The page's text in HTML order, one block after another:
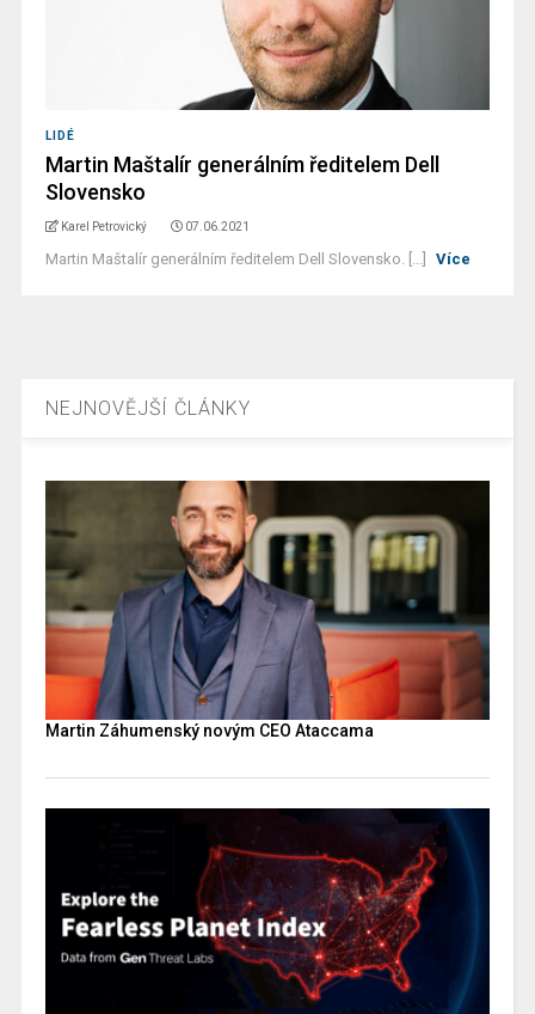
LIDÉ
Martin Maštalír generálním ředitelem Dell
Slovensko
Karel Petrovický 07.06.2021
Martin Maštalír generálním ředitelem Dell Slovensko. [...] Více
NEJNOVĚJŠÍ ČLÁNKY
Martin Záhumenský novým CEO Ataccama